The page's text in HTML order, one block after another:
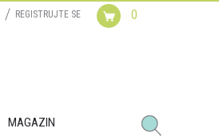
0
REGISTRUJTE SE
MAGAZIN